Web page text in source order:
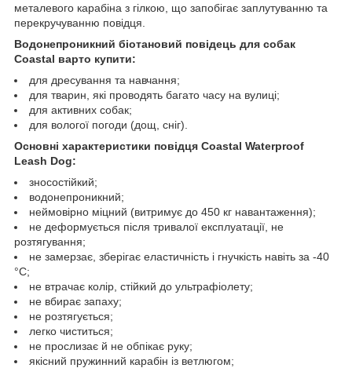
металевого карабіна з гілкою, що запобігає заплутуванню та
перекручуванню повідця.
Водонепроникний біотановий повідець для собак
Coastal варто купити:
для дресування та навчання;
для тварин, які проводять багато часу на вулиці;
для активних собак;
для вологої погоди (дощ, сніг).
Основні характеристики повідця Coastal Waterproof
Leash Dog:
зносостійкий;
водонепроникний;
неймовірно міцний (витримує до 450 кг навантаження);
не деформується після тривалої експлуатації, не
розтягування;
не замерзає, зберігає еластичність і гнучкість навіть за -40
°C;
не втрачає колір, стійкий до ультрафіолету;
не вбирає запаху;
не розтягується;
легко чиститься;
не прослизає й не обпікає руку;
якісний пружинний карабін із ветлюгом;